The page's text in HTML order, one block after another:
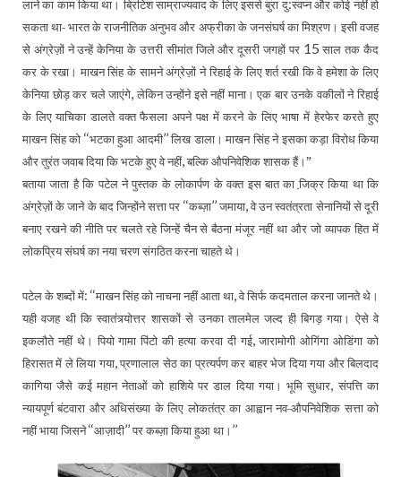
लाने का काम किया था। ब्रिटिश साम्राज्यवाद के लिए इससे बुरा दु:स्वप्न और कोई नहीं हो
सकता था- भारत के राजनीतिक अनुभव और अफ्रीका के जनसंघर्ष का मिश्रण। इसी वजह
से अंग्रेज़ों ने उन्हें केनिया के उत्तरी सीमांत जिले और दूसरी जगहों पर 15 साल तक कैद
कर के रखा। माखन सिंह के सामने अंग्रेज़ों ने रिहाई के लिए शर्त रखी कि वे हमेशा के लिए
केनिया छोड़ कर चले जाएंगे, लेकिन उन्होंने इसे नहीं माना। एक बार उनके वकीलों ने रिहाई
के लिए याचिका डालते वक्त फैसला अपने पक्ष में करने के लिए भाषा में हेरफेर करते हुए
माखन सिंह को ‘‘भटका हुआ आदमी’’लिख डाला। माखन सिंह ने इसका कड़ा विरोध किया
और तुरंत जवाब दिया कि भटके हुए वे नहीं,बल्कि औपनिवेशिक शासक हैं।”
बताया जाता है कि पटेल ने पुस्तक के लोकार्पण के वक्त इस बात का जि़क्र किया था कि
अंग्रेज़ों के जाने के बाद जिन्होंने सत्ता पर ‘‘कब्ज़ा’’जमाया,वे उन स्वतंत्रता सेनानियों से दूरी
बनाए रखने की नीति पर चलते रहे जिन्हें चैन से बैठना मंजूर नहीं था और जो व्यापक हित में
लोकप्रिय संघर्ष का नया चरण संगठित करना चाहते थे।
पटेल के शब्दों में: ‘‘माखन सिंह को नाचना नहीं आता था,वे सिर्फ कदमताल करना जानते थे।
यही वजह थी कि स्वातंत्र्योत्तर शासकों से उनका तालमेल जल्द ही बिगड़ गया। ऐसे वे
इकलौते नहीं थे। पियो गामा पिंटो की हत्या करवा दी गई,जारामोगी ओगिंगा ओडिंगा को
हिरासत में ले लिया गया,प्रणालाल सेठ का प्रत्यर्पण कर बाहर भेज दिया गया और बिलदाद
कागिया जैसे कई महान नेताओं को हाशिये पर डाल दिया गया। भूमि सुधार, संपत्ति का
न्यायपूर्ण बंटवारा और अधिसंख्या के लिए लोकतंत्र का आह्वान नव-औपनिवेशिक सत्ता को
नहीं भाया जिसने‘‘आज़ादी’’पर कब्ज़ा किया हुआ था। ’’